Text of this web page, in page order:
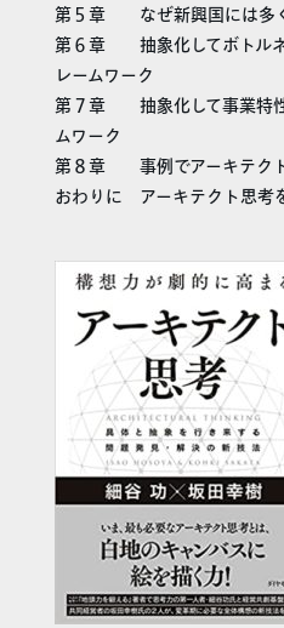
第５章 なぜ新興国には多
第６章 抽象化してボトルネ
レームワーク
第７章 抽象化して事業特
ムワーク
第８章 事例でアーキテク
おわりに アーキテクト思考